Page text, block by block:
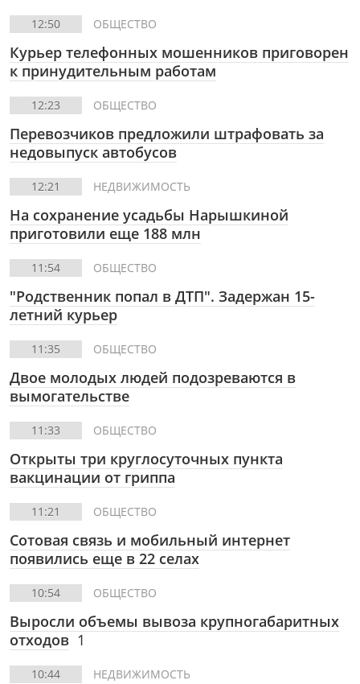
12:50 ОБЩЕСТВО
Курьер телефонных мошенников приговорен
к принудительным работам
12:23 ОБЩЕСТВО
Перевозчиков предложили штрафовать за
недовыпуск автобусов
12:21 НЕДВИЖИМОСТЬ
На сохранение усадьбы Нарышкиной
приготовили еще 188 млн
11:54 ОБЩЕСТВО
"Родственник попал в ДТП". Задержан 15-
летний курьер
11:35 ОБЩЕСТВО
Двое молодых людей подозреваются в
вымогательстве
11:33 ОБЩЕСТВО
Открыты три круглосуточных пункта
вакцинации от гриппа
11:21 ОБЩЕСТВО
Сотовая связь и мобильный интернет
появились еще в 22 селах
10:54 ОБЩЕСТВО
Выросли объемы вывоза крупногабаритных
отходов 1
10:44 НЕДВИЖИМОСТЬ